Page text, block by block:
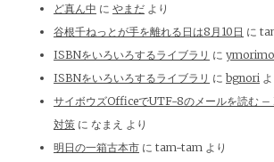
ど真ん中 に やまだ より
谷根千ねっとが手を離れる日は8月10日 に
ISBNをいろいろするライブラリ に
ISBNをいろいろするライブラリ に bgnori
サイボウズOfficeでUTF-8のメールを読む –
対策 に なまえ より
明日の一箱古本市 に tam-tam より